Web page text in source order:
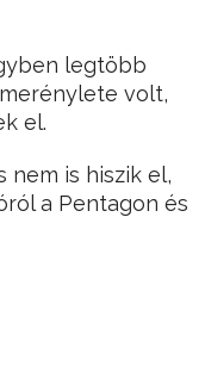
legtöbb
volt,
el.
nem is hiszik el,
a Pentagon és